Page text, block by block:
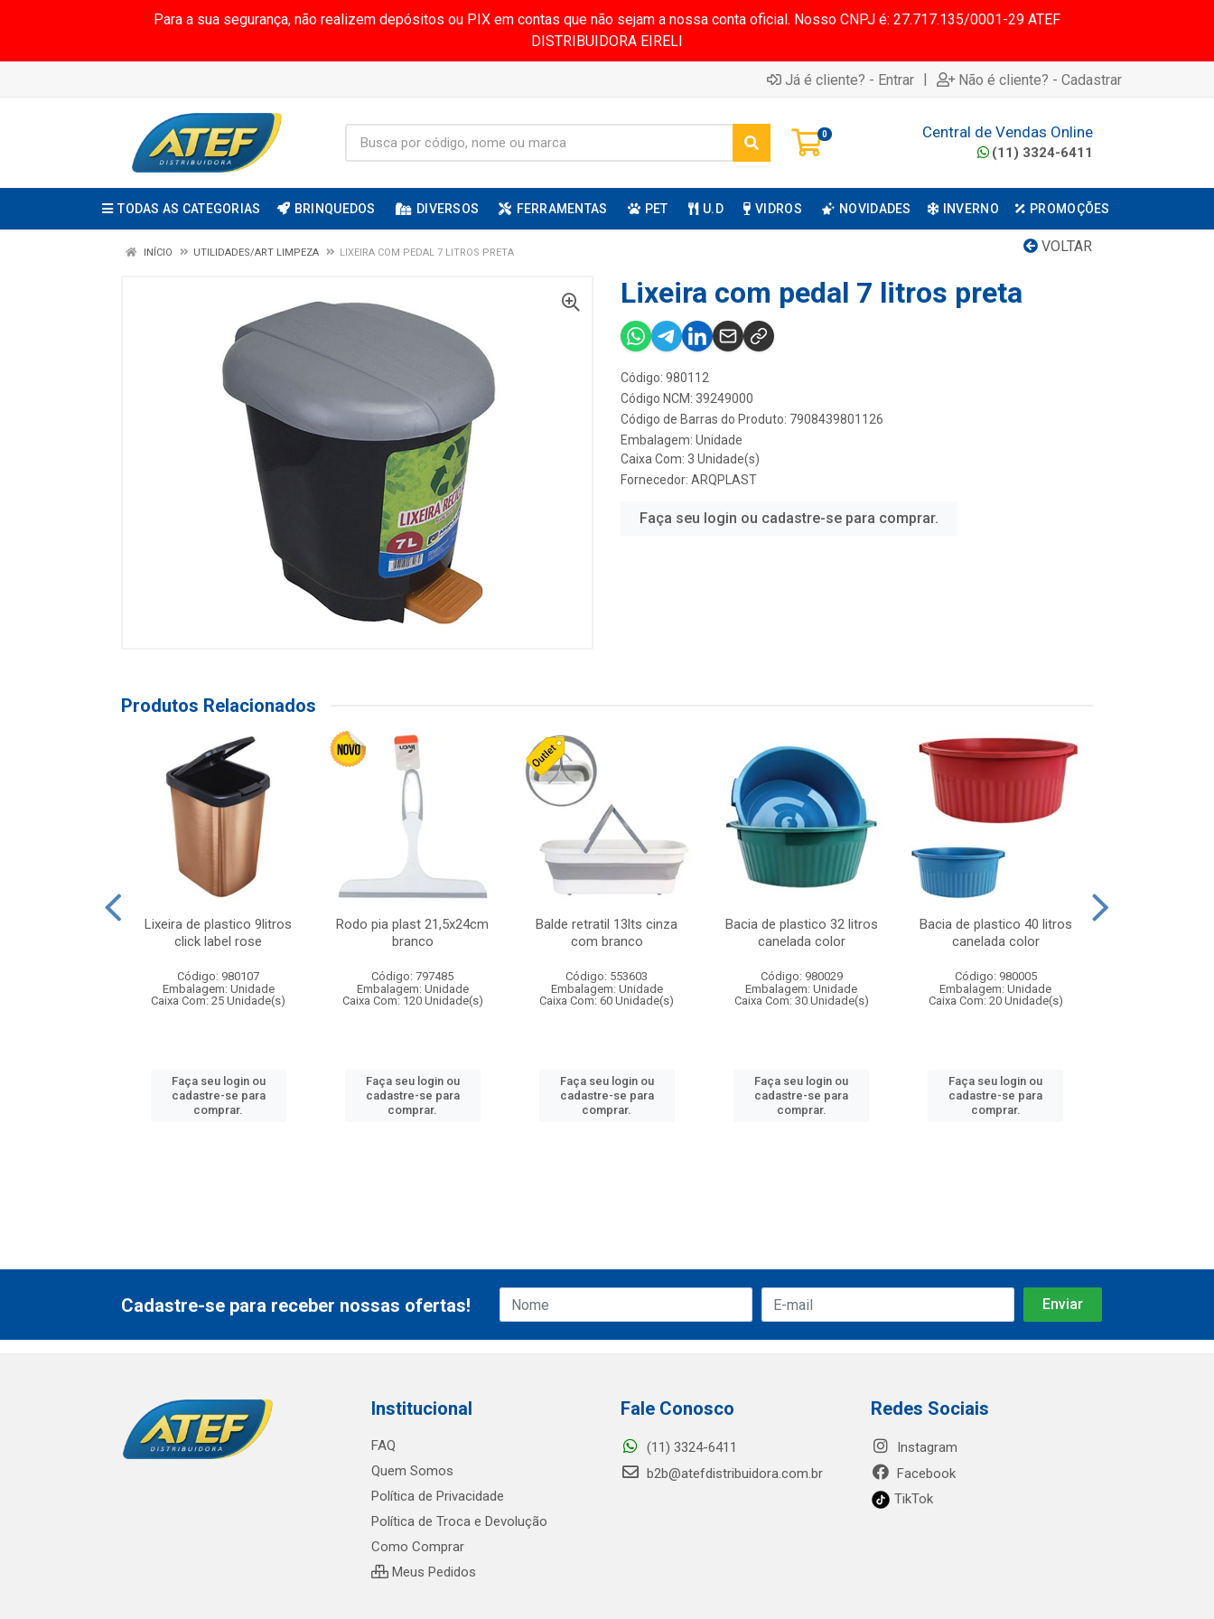
Para a sua segurança, não realizem depósitos ou PIX em contas que não sejam a nossa conta oficial. Nosso CNPJ é: 27.717.135/0001-29 ATEF
DISTRIBUIDORA EIRELI
Já é cliente? - Entrar | Não é cliente? - Cadastrar
0 Central de Vendas Online
(11) 3324-6411
TODAS AS CATEGORIAS BRINQUEDOS DIVERSOS FERRAMENTAS PET U.D VIDROS NOVIDADES INVERNO PROMOÇÕES
VOLTAR
INÍCIO UTILIDADES/ART LIMPEZA LIXEIRA COM PEDAL 7 LITROS PRETA
Lixeira com pedal 7 litros preta
Código: 980112
Código NCM: 39249000
Código de Barras do Produto: 7908439801126
Embalagem: Unidade
Caixa Com: 3 Unidade(s)
Fornecedor: ARQPLAST
Faça seu login ou cadastre-se para comprar.
Produtos Relacionados
Lixeira de plastico 9litros
click label rose
Código: 980107
Embalagem: Unidade
Caixa Com: 25 Unidade(s)
Faça seu login ou
cadastre-se para
comprar.
Rodo pia plast 21,5x24cm
branco
Código: 797485
Embalagem: Unidade
Caixa Com: 120 Unidade(s)
Faça seu login ou
cadastre-se para
comprar.
Balde retratil 13lts cinza
com branco
Código: 553603
Embalagem: Unidade
Caixa Com: 60 Unidade(s)
Faça seu login ou
cadastre-se para
comprar.
Bacia de plastico 32 litros
canelada color
Código: 980029
Embalagem: Unidade
Caixa Com: 30 Unidade(s)
Faça seu login ou
cadastre-se para
comprar.
Bacia de plastico 40 litros
canelada color
Código: 980005
Embalagem: Unidade
Caixa Com: 20 Unidade(s)
Faça seu login ou
cadastre-se para
comprar.
Cadastre-se para receber nossas ofertas!
Institucional
FAQ
Quem Somos
Política de Privacidade
Política de Troca e Devolução
Como Comprar
Meus Pedidos
Fale Conosco
(11) 3324-6411
b2b@atefdistribuidora.com.br
Redes Sociais
Instagram
Facebook
TikTok